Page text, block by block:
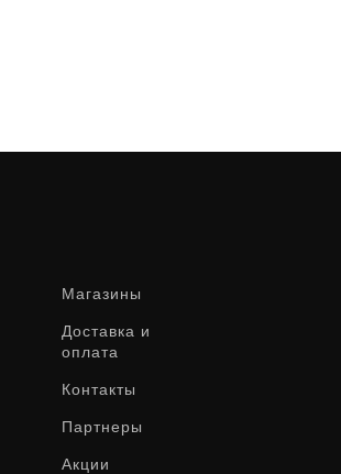
Магазины
Доставка и
оплата
Контакты
Партнеры
Акции